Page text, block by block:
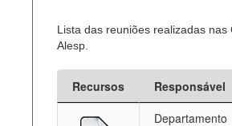
Lista das reuniões realizadas
Alesp.
Recursos Responsável
Departamento